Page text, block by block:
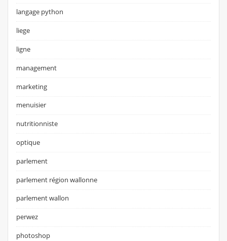
langage python
liege
ligne
management
marketing
menuisier
nutritionniste
optique
parlement
parlement région wallonne
parlement wallon
perwez
photoshop